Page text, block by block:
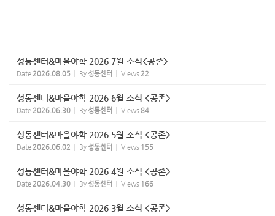
성동센터&마을야학 2026 7월 소식<공존>
Date 2026.08.05 By 성동센터 Views 22
성동센터&마을야학 2026 6월 소식 <공존>
Date 2026.06.30 By 성동센터 Views 84
성동센터&마을야학 2026 5월 소식 <공존>
Date 2026.06.02 By 성동센터 Views 155
성동센터&마을야학 2026 4월 소식 <공존>
Date 2026.04.30 By 성동센터 Views 166
성동센터&마을야학 2026 3월 소식 <공존>